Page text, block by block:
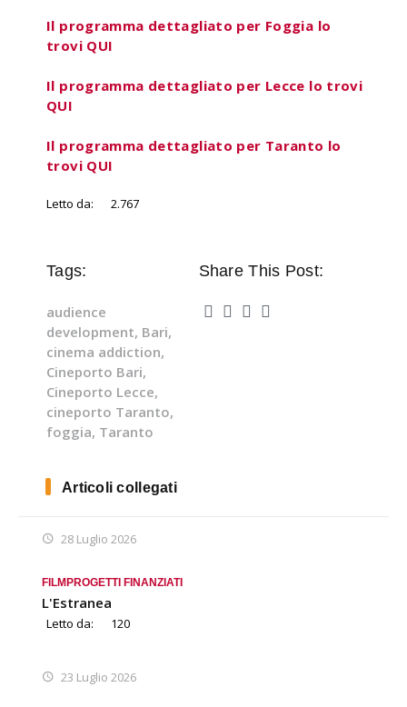
Il programma dettagliato per Foggia lo
trovi QUI
Il programma dettagliato per Lecce lo trovi
QUI
Il programma dettagliato per Taranto lo
trovi QUI
Letto da: 2.767
Tags:
audience
development, Bari,
cinema addiction,
Cineporto Bari,
Cineporto Lecce,
cineporto Taranto,
foggia, Taranto
Share This Post:
Articoli collegati
28 Luglio 2026
FILM PROGETTI FINANZIATI
L'Estranea
Letto da: 120
23 Luglio 2026